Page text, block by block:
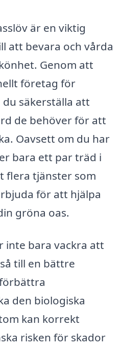
är en viktig
att bevara och vårda
Genom att
företag för
säkerställa att
de behöver för att
Oavsett om du har
bara ett par träd i
flera tjänster som
för att hjälpa
gröna oas.
inte bara vackra att
till en bättre
den biologiska
kan korrekt
risken för skador